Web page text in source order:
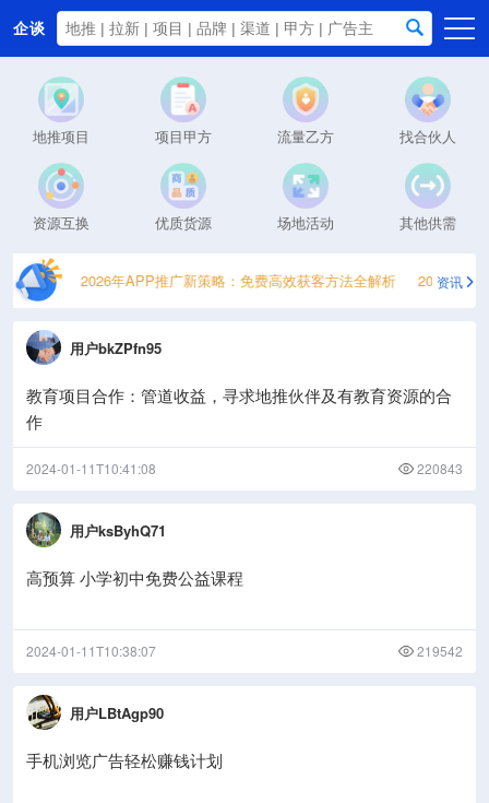
企谈
首页
商务资源
资讯动态
关于我们
地推项目 项目甲方 流量乙方 找合伙人
资源互换 优质货源 场地活动 其他供需
指南 2026年APP推广新策略：免费高效获客方法全解析 2026日结
资讯
用户bkZPfn95
教育项目合作：管道收益，寻求地推伙伴及有教育资源的合
作
2024-01-11T10:41:08 220843
用户ksByhQ71
高预算 小学初中免费公益课程
2024-01-11T10:38:07 219542
用户LBtAgp90
手机浏览广告轻松赚钱计划